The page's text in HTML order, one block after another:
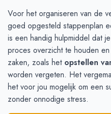
April
6
Mei
7
8
Juni
6 6
Voor het organiseren van de
goed opgesteld stappenplan
is een handig hulpmiddel dat
proces overzicht te houden
zaken, zoals het opstellen
worden vergeten. Het
het voor jou mogelijk om een
zonder onnodige stress.